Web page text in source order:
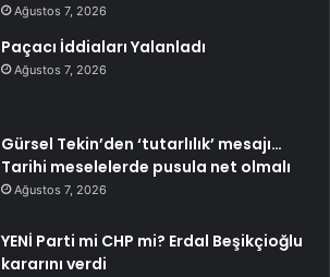
Ağustos 7, 2026
Paçacı İddiaları Yalanladı
Ağustos 7, 2026
Gürsel Tekin’den ‘tutarlılık’ mesajı…
Tarihi meselelerde pusula net olmalı
Ağustos 7, 2026
YENİ Parti mi CHP mi? Erdal Beşikçioğlu
kararını verdi